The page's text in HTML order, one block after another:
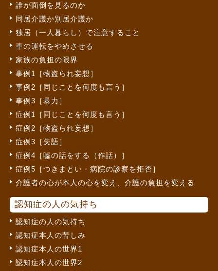
誰が面倒を見るのか
同居介護か別居介護か
独居（一人暮らし）で注意すること
車の運転をやめさせる
家族の負担の限界
事例1［物盗られ妄想］
事例2［同じことを何度も言う］
事例3［暴力］
症例1［同じことを何度も言う］
症例2［物盗られ妄想］
症例3［失語］
症例4［嘘の話をする（作話）］
症例5［つきまとい・病院の診察を拒否］
介護者の心が本人の心を変え、介護の負担を変える
認知症の人の気持ち
認知症の人の気持ち
認知症本人の苦しみ
認知症本人の世界1
認知症本人の世界2